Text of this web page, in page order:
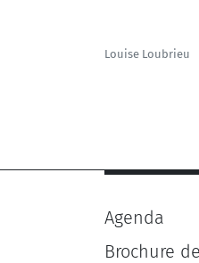
Louise Loubrieu
Agenda
Brochure